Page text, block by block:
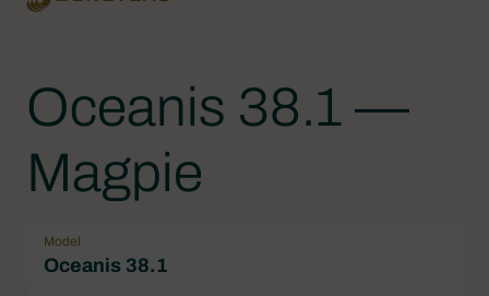
Oceanis 38.1 —
Magpie
Model
Oceanis 38.1